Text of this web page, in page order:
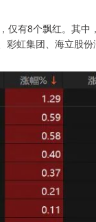
仅有8个飘红。其
彩虹集团、海立股